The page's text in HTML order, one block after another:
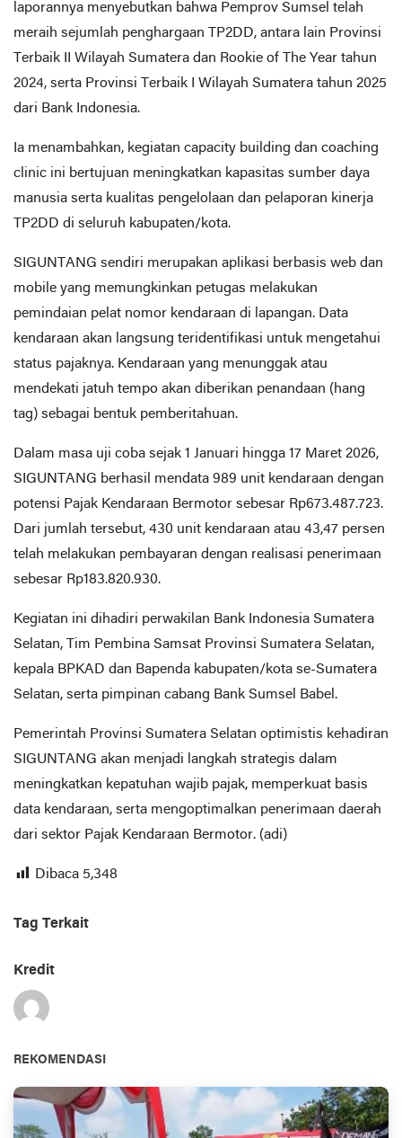
laporannya menyebutkan bahwa Pemprov Sumsel telah
meraih sejumlah penghargaan TP2DD, antara lain Provinsi
Terbaik II Wilayah Sumatera dan Rookie of The Year tahun
2024, serta Provinsi Terbaik I Wilayah Sumatera tahun 2025
dari Bank Indonesia.
Ia menambahkan, kegiatan capacity building dan coaching
clinic ini bertujuan meningkatkan kapasitas sumber daya
manusia serta kualitas pengelolaan dan pelaporan kinerja
TP2DD di seluruh kabupaten/kota.
SIGUNTANG sendiri merupakan aplikasi berbasis web dan
mobile yang memungkinkan petugas melakukan
pemindaian pelat nomor kendaraan di lapangan. Data
kendaraan akan langsung teridentifikasi untuk mengetahui
status pajaknya. Kendaraan yang menunggak atau
mendekati jatuh tempo akan diberikan penandaan (hang
tag) sebagai bentuk pemberitahuan.
Dalam masa uji coba sejak 1 Januari hingga 17 Maret 2026,
SIGUNTANG berhasil mendata 989 unit kendaraan dengan
potensi Pajak Kendaraan Bermotor sebesar Rp673.487.723.
Dari jumlah tersebut, 430 unit kendaraan atau 43,47 persen
telah melakukan pembayaran dengan realisasi penerimaan
sebesar Rp183.820.930.
Kegiatan ini dihadiri perwakilan Bank Indonesia Sumatera
Selatan, Tim Pembina Samsat Provinsi Sumatera Selatan,
kepala BPKAD dan Bapenda kabupaten/kota se-Sumatera
Selatan, serta pimpinan cabang Bank Sumsel Babel.
Pemerintah Provinsi Sumatera Selatan optimistis kehadiran
SIGUNTANG akan menjadi langkah strategis dalam
meningkatkan kepatuhan wajib pajak, memperkuat basis
data kendaraan, serta mengoptimalkan penerimaan daerah
dari sektor Pajak Kendaraan Bermotor. (adi)
Dibaca 5,348
Tag Terkait
Kredit
REKOMENDASI